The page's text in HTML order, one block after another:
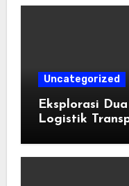
Uncategorized
Eksplorasi
Logistik